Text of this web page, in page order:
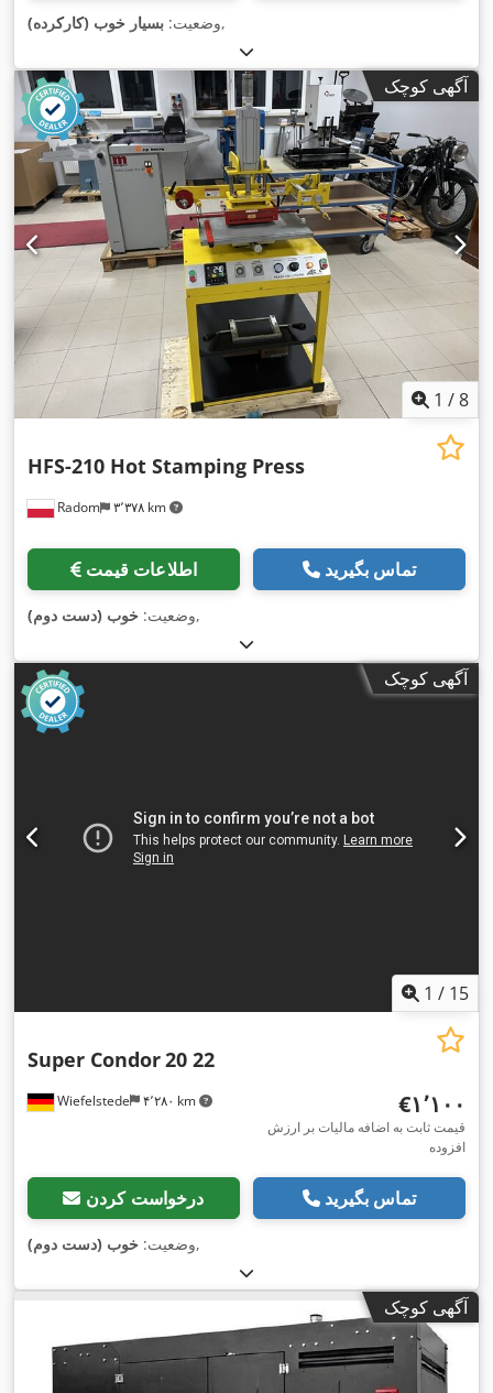
وضعیت: بسیار خوب (کارکرده) ,
آگهی کوچک
1 /8
Radom ۳٬۳۷۸ km
HFS-210 Hot Stamping Press
اطلاعات قیمت تماس بگیرید
وضعیت: خوب (دست دوم) ,
آگهی کوچک
1 / 15
Wiefelstede ۴٬۲۸۰ km
Super Condor20 22
‎€۱٬۱۰۰
قیمت ثابت به اضافه مالیات بر ارزش
افزوده
درخواست کردن تماس بگیرید
وضعیت: خوب (دست دوم) ,
آگهی کوچک